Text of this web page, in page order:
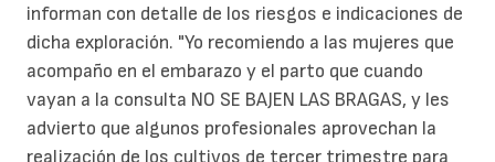
informan con detalle de los riesgos e indicaciones de
dicha exploración. "Yo recomiendo a las mujeres que
acompaño en el embarazo y el parto que cuando
vayan a la consulta NO SE BAJEN LAS BRAGAS, y les
advierto que algunos profesionales aprovechan la
realización de los cultivos de tercer trimestre para